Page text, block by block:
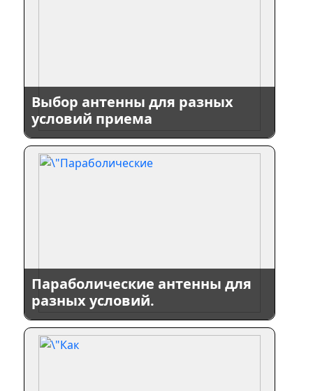
Выбор антенны для разных
условий приема
Параболические антенны для
разных условий.